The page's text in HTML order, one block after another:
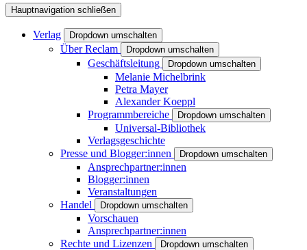
Hauptnavigation schließen
Verlag Dropdown umschalten
Über Reclam Dropdown umschalten
Geschäftsleitung Dropdown umschalten
Melanie Michelbrink
Petra Mayer
Alexander Koeppl
Programmbereiche
Dropdown umschalten
Universal-Bibliothek
Verlagsgeschichte
Presse und Blogger:innen
Dropdown umschalten
Ansprechpartner:innen
Blogger:innen
Veranstaltungen
Handel
Dropdown umschalten
Vorschauen
Ansprechpartner:innen
Rechte und Lizenzen
Dropdown umschalten